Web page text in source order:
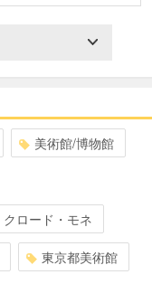
美術館/博物館
クロード・モネ
東京都美術館